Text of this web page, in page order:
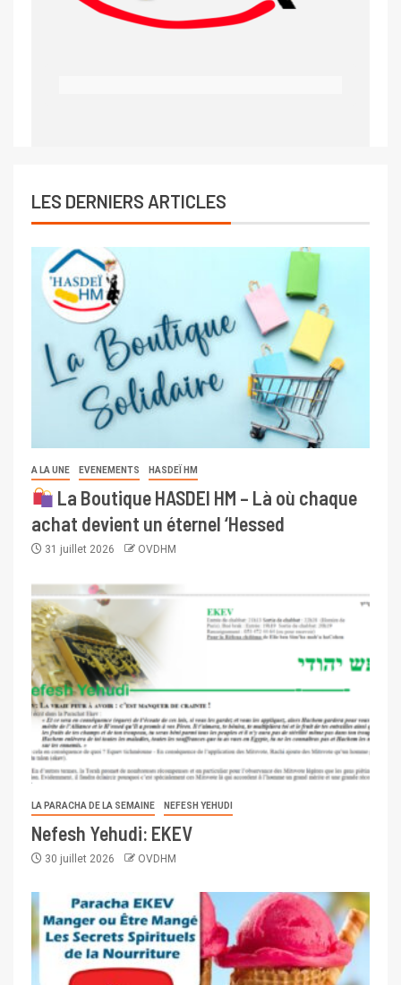
LES DERNIERS ARTICLES
A LA UNE EVENEMENTS HASDEÏ HM
La Boutique HASDEI HM – Là où chaque
achat devient un éternel ‘Hessed
31 juillet 2026 OVDHM
LA PARACHA DE LA SEMAINE NEFESH YEHUDI
Nefesh Yehudi: EKEV
30 juillet 2026 OVDHM